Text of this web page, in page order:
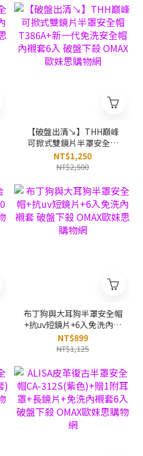
【破盤出清↘】THH巔峰
可掀式雙鏡片半罩安全帽
T386A+新一代免洗安全帽
內襯套6入 破盤下殺 OMAX
NT$1,250
NT$2,500
布丁狗與大耳狗半罩安全帽
+抗uv短鏡片+6入免洗內襯
套 破盤下殺 OMAX歐妹思
購物網
NT$899
NT$1,125